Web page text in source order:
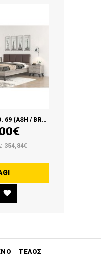
ΚΡΕΒΑΤΙ ΔΙΠΛΟ NO. 69 (ASH / BROWN)
354,84€
ΤΈΛΟΣ